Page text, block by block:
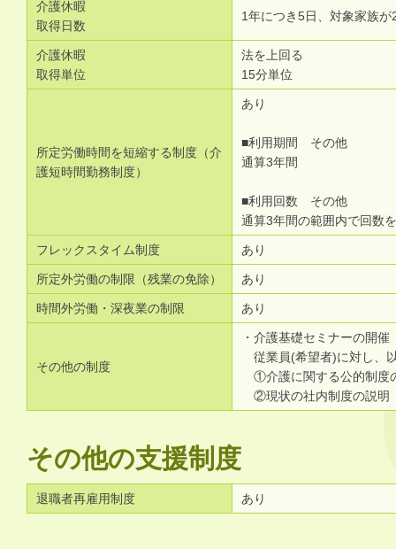
介護休暇
取得日数
1年につき5日、対象家族
介護休暇
取得単位
法を上回る
15分単位
所定労働時間を短縮する制度（介
護短時間勤務制度）
あり
■利用期間 その他
通算3年間
■利用回数 その他
通算3年間の範囲内で回数
フレックスタイム制度 あり
所定外労働の制限（残業の免除） あり
時間外労働・深夜業の制限 あり
その他の制度
・介護基礎セミナーの開催
従業員(希望者)に対し、
①介護に関する公的制度
②現状の社内制度の説明
その他の支援制度
退職者再雇用制度 あり